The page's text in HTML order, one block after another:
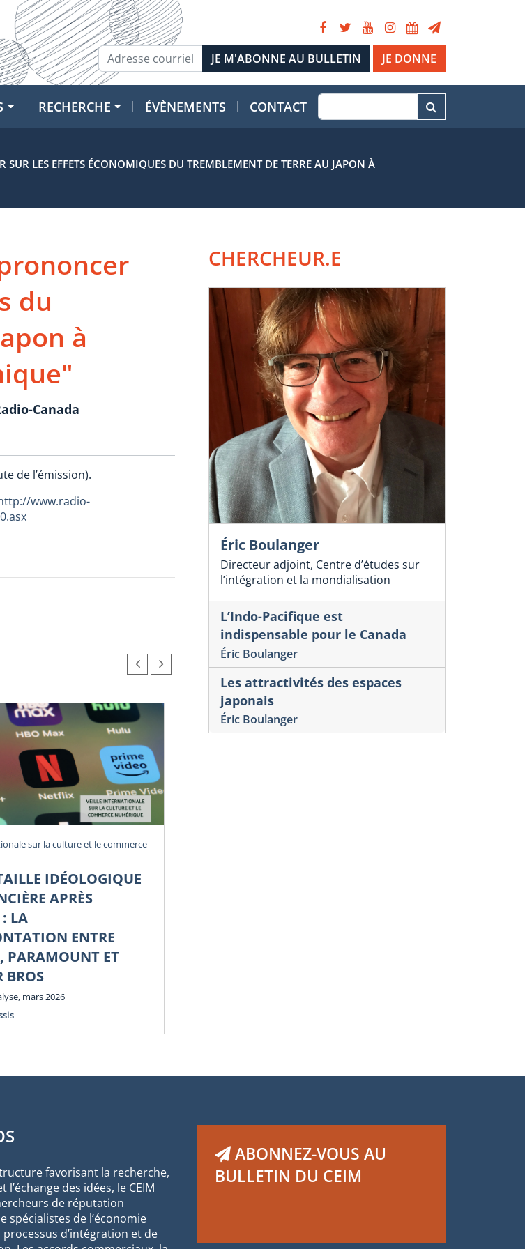
JE DONNE
RECHERCHE ÉVÈNEMENTS CONTACT
LES EFFETS ÉCONOMIQUES DU TREMBLEMENT DE TERRE AU JAPON À
du
à
Canada
de l’émission).
www.radio-
sur la culture et le commerce
IDÉOLOGIQUE
APRÈS
: LA
ENTRE
PARAMOUNT ET
BROS
mars 2026
CHERCHEUR.E
Éric Boulanger
Directeur adjoint, Centre d’études sur
l’intégration et la mondialisation
L’Indo-Pacifique est
indispensable pour le Canada
Éric Boulanger
Les attractivités des espaces
japonais
Éric Boulanger
favorisant la recherche,
l’échange des idées, le CEIM
de réputation
spécialistes de l’économie
d’intégration et de
ABONNEZ-VOUS AU
BULLETIN DU CEIM